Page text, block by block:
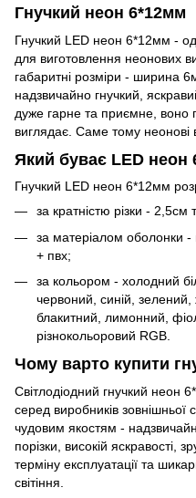
Гнучкий неон 6*12мм
Гнучкий LED неон 6*12мм -
для виготовлення неонових
габаритні розміри - ширина
надзвичайно гнучкий,
дуже гарне та приємне, воно
виглядає. Саме тому неонові
Який буває LED неон
Гнучкий LED неон 6*12мм
за кратністю різки - 2,5см
за матеріалом оболонки -
+ пвх;
за кольором - холодний
червоний, синій,
блакитний, лимонний,
різнокольоровий RGB.
Чому варто купити
Світлодіодний гнучкий неон
серед виробників зовнішньої
чудовим якостям -
порізки, високій яскравості,
терміну експлуатації та
світіння.